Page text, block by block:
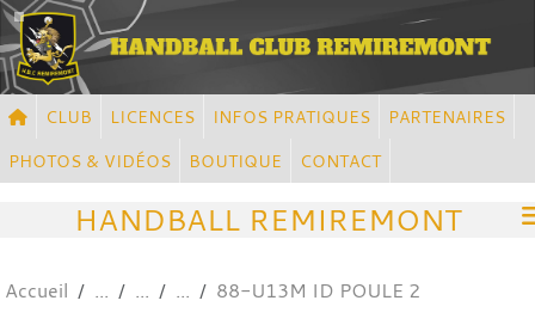
CLUB LICENCES INFOS PRATIQUES
PARTENAIRES
PHOTOS & VIDÉOS
BOUTIQUE CONTACT
HANDBALL REMIREMONT
Accueil 88-U13M ID POULE 2
Panneau de gestion des cookies